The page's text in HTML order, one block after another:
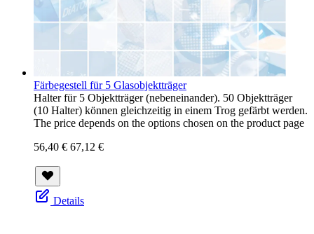
Färbegestell für 5 Glasobjektträger
Halter für 5 Objektträger (nebeneinander). 50 Objektträger
(10 Halter) können gleichzeitig in einem Trog gefärbt werden.
The price depends on the options chosen on the product page
56,40 € 67,12 €
Details